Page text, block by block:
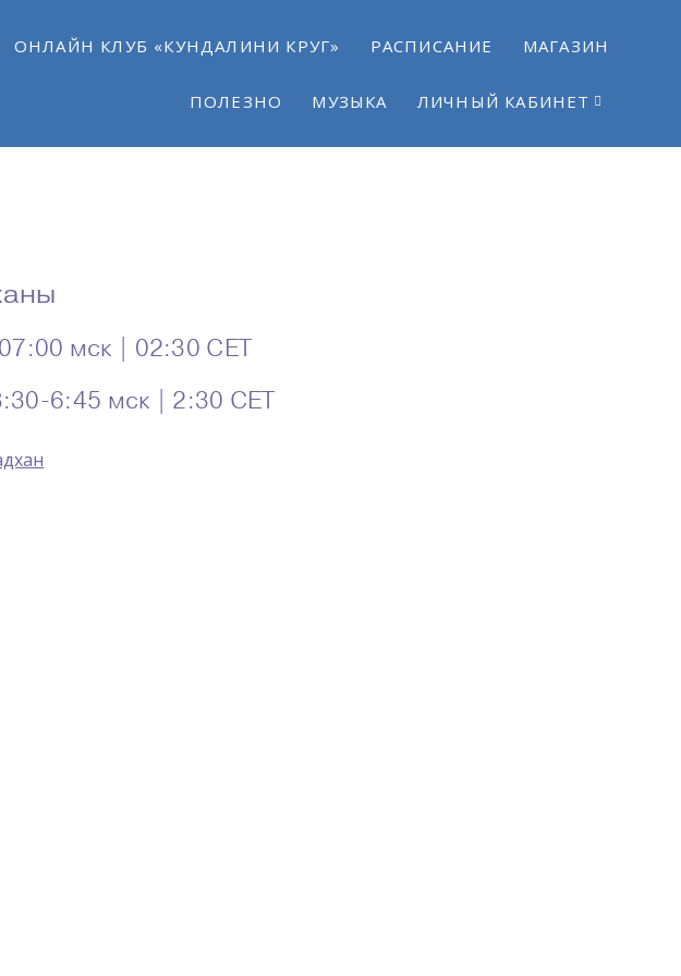
ОНЛАЙН КЛУБ «КУНДАЛИНИ КРУГ» РАСПИСАНИЕ МАГАЗИН
ПОЛЕЗНО МУЗЫКА ЛИЧНЫЙ КАБИНЕТ
мск | 02:30 CET
6:45 мск | 2:30 CET